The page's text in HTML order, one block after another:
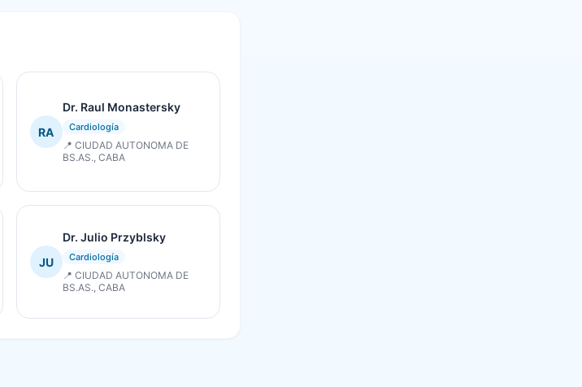
RA
Dr. Raul Monastersky
Cardiología
📍 CIUDAD AUTONOMA DE
BS.AS., CABA
JU
Dr. Julio Przyblsky
Cardiología
📍 CIUDAD AUTONOMA DE
BS.AS., CABA